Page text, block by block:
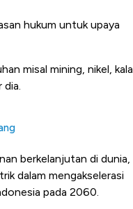
hukum untuk upaya
misal mining, nikel,
berkelanjutan di dunia,
dalam mengakselerasi
pada 2060.
Bisnis Furniture &
Double Digit